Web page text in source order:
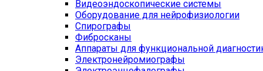
Видеоэндоскопические системы
Оборудование для нейрофизиологии
Спирографы
Фибросканы
Аппараты для функциональной
Электронейромиографы